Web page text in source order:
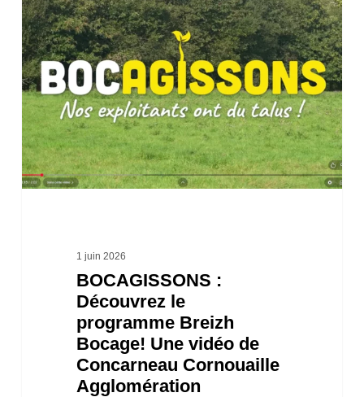
:
Découvrez
le
programme
Breizh
Bocage!
Une
Concarneau
Cornouaille
Agglomération
1 juin 2026
BOCAGISSONS :
Découvrez le
programme Breizh
Bocage! Une vidéo de
Concarneau Cornouaille
Agglomération